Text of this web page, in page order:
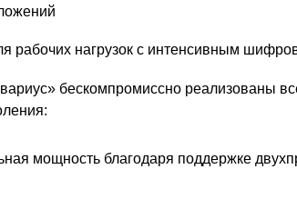
рабочих нагрузок с интенсивным
бескомпромиссно реализованы
мощность благодаря поддержке